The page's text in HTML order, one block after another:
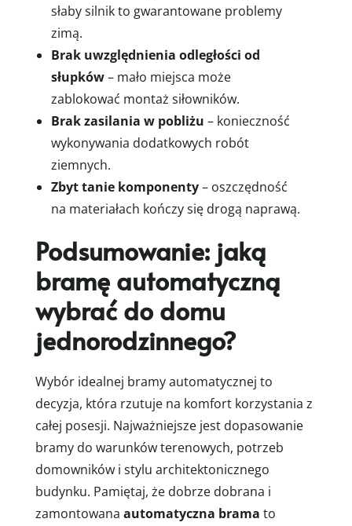
słaby silnik to gwarantowane problemy
zimą.
Brak uwzględnienia odległości od
słupków– mało miejsca może
zablokować montaż siłowników.
Brak zasilania w pobliżu – konieczność
wykonywania dodatkowych robót
ziemnych.
Zbyt tanie komponenty– oszczędność
na materiałach kończy się drogą naprawą.
Podsumowanie: jaką
bramę automatyczną
wybrać do domu
jednorodzinnego?
Wybór idealnej bramy automatycznej to
decyzja, która rzutuje na komfort korzystania z
całej posesji. Najważniejsze jest dopasowanie
bramy do warunków terenowych, potrzeb
domowników i stylu architektonicznego
budynku. Pamiętaj, że dobrze dobrana i
zamontowana automatyczna brama to